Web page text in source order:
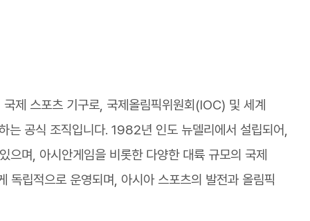
제 스포츠 기구로, 국제올림픽위원회(IOC) 및 세계
는 공식 조직입니다. 1982년 인도 뉴델리에서 설립되어,
며, 아시안게임을 비롯한 다양한 대륙 규모의 국제
독립적으로 운영되며, 아시아 스포츠의 발전과 올림픽